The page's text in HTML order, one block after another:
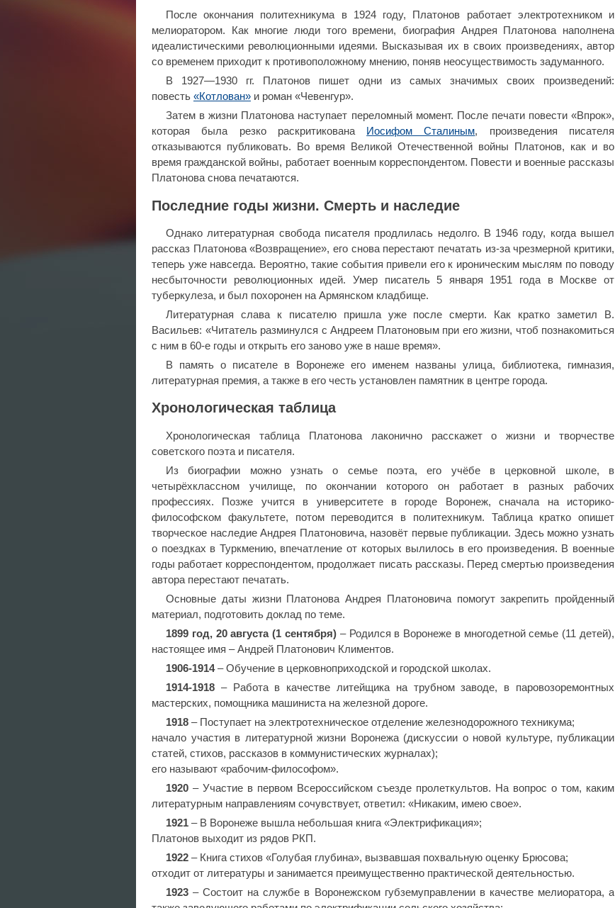
После окончания политехникума в 1924 году, Платонов работает электротехником и
мелиоратором. Как многие люди того времени, биография Андрея Платонова наполнена
идеалистическими революционными идеями. Высказывая их в своих произведениях, автор
со временем приходит к противоположному мнению, поняв неосуществимость задуманного.
В 1927—1930 гг. Платонов пишет одни из самых значимых своих произведений:
повесть «Котлован» и роман «Чевенгур».
Затем в жизни Платонова наступает переломный момент. После печати повести «Впрок»,
которая была резко раскритикована
Иосифом Сталиным, произведения писателя
отказываются публиковать. Во время Великой Отечественной войны Платонов, как и во
время гражданской войны, работает военным корреспондентом. Повести и военные рассказы
Платонова снова печатаются.
Последние годы жизни. Смерть и наследие
Однако литературная свобода писателя продлилась недолго. В 1946 году, когда вышел
рассказ Платонова «Возвращение», его снова перестают печатать из-за чрезмерной критики,
теперь уже навсегда. Вероятно, такие события привели его к ироническим мыслям по поводу
несбыточности революционных идей. Умер писатель 5 января 1951 года в Москве от
туберкулеза, и был похоронен на Армянском кладбище.
Литературная слава к писателю пришла уже после смерти. Как кратко заметил В.
Васильев: «Читатель разминулся с Андреем Платоновым при его жизни, чтоб познакомиться
с ним в 60-е годы и открыть его заново уже в наше время».
В память о писателе в Воронеже его именем названы улица, библиотека, гимназия,
литературная премия, а также в его честь установлен памятник в центре города.
Хронологическая таблица
Хронологическая таблица Платонова лаконично расскажет о жизни и творчестве
советского поэта и писателя.
Из биографии можно узнать о семье поэта, его учёбе в церковной школе, в
четырёхклассном училище, по окончании которого он работает в разных рабочих
профессиях. Позже учится в университете в городе Воронеж, сначала на историко-
философском факультете, потом переводится в политехникум. Таблица кратко опишет
творческое наследие Андрея Платоновича, назовёт первые публикации. Здесь можно узнать
о поездках в Туркмению, впечатление от которых вылилось в его произведения. В военные
годы работает корреспондентом, продолжает писать рассказы. Перед смертью произведения
автора перестают печатать.
Основные даты жизни Платонова Андрея Платоновича помогут закрепить пройденный
материал, подготовить доклад по теме.
1899 год, 20 августа (1 сентября)– Родился в Воронеже в многодетной семье (11 детей),
настоящее имя – Андрей Платонович Климентов.
1906-1914– Обучение в церковноприходской и городской школах.
1914-1918 – Работа в качестве литейщика на трубном заводе, в паровозоремонтных
мастерских, помощника машиниста на железной дороге.
1918 – Поступает на электротехническое отделение железнодорожного техникума;
начало участия в литературной жизни Воронежа (дискуссии о новой культуре, публикации
статей, стихов, рассказов в коммунистических журналах);
его называют «рабочим-философом».
1920 – Участие в первом Всероссийском съезде пролеткультов. На вопрос о том, каким
литературным направлениям сочувствует, ответил: «Никаким, имею свое».
1921 – В Воронеже вышла небольшая книга «Электрификация»;
Платонов выходит из рядов РКП.
1922 – Книга стихов «Голубая глубина», вызвавшая похвальную оценку Брюсова;
отходит от литературы и занимается преимущественно практической деятельностью.
1923 – Состоит на службе в Воронежском губземуправлении в качестве мелиоратора, а